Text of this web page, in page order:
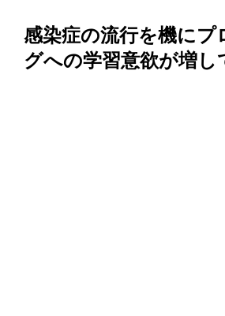
感染症の流行を機にプ
グへの学習意欲が増し